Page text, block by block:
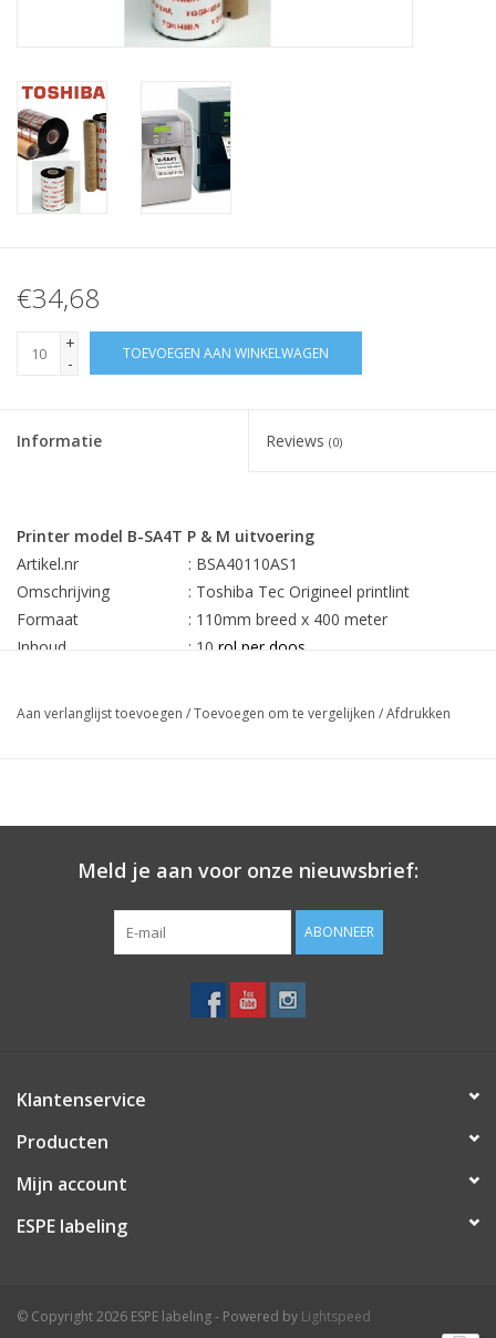
€34,68
+
-
TOEVOEGEN AAN WINKELWAGEN
Informatie Reviews (0)
Printer model B-SA4T P & M uitvoering
Artikel.nr
: BSA40110AS1
Omschrijving
: Toshiba Tec Origineel printlint
Formaat
: 110mm breed x 400 meter
Inhoud
: 10 rol per doos
Prijs
Aan verlanglijst toevoegen /Toevoegen om te vergelijken /Afdrukken
Meld je aan voor onze nieuwsbrief:
ABONNEER
Klantenservice
Producten
Mijn account
ESPE labeling
© Copyright 2026 ESPE labeling - Powered by Lightspeed